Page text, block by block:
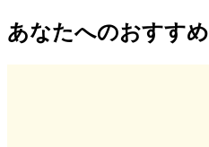
あなたへのおすすめ